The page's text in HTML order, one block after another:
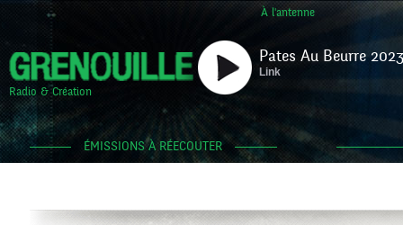
À l'antenne
Radio & Création
Pates Au Beurre
Link
ÉMISSIONS À RÉECOUTER